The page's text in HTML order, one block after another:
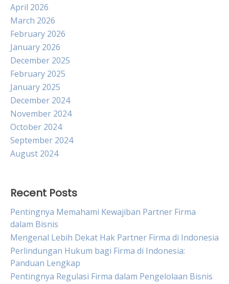
April 2026
March 2026
February 2026
January 2026
December 2025
February 2025
January 2025
December 2024
November 2024
October 2024
September 2024
August 2024
Recent Posts
Pentingnya Memahami Kewajiban Partner Firma
dalam Bisnis
Mengenal Lebih Dekat Hak Partner Firma di Indonesia
Perlindungan Hukum bagi Firma di Indonesia:
Panduan Lengkap
Pentingnya Regulasi Firma dalam Pengelolaan Bisnis